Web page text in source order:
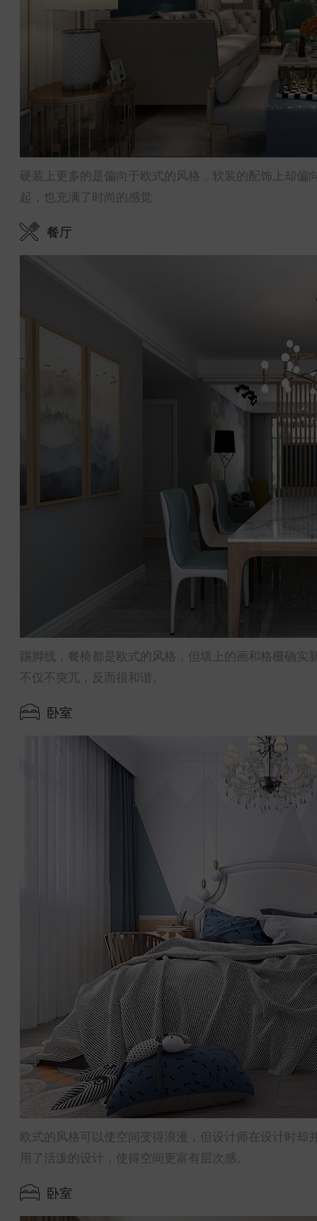
硬装上更多的是偏向于欧式的风格，软装的配饰上却
起，也充满了时尚的感觉
餐厅
踢脚线，餐椅都是欧式的风格，但墙上的画和格栅确
不仅不突兀，反而很和谐。
卧室
欧式的风格可以使空间变得浪漫，但设计师在设计时
用了活泼的设计，使得空间更富有层次感。
卧室